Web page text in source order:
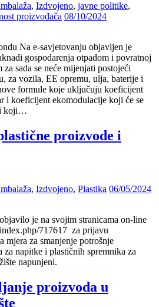
, Izdvojeno, javne politike,
proizvođača 08/10/2024
Na e-savjetovanju objavljen je
gospodarenja otpadom i povratnoj
sada se neće mijenjati postojeći
za vozila, EE opremu, ulja, baterije i
formule koje uključuju koeficijent
i koeficijent ekomodulacije koji će se
i koji…
proizvode i
, Izdvojeno, Plastika 06/05/2024
je na svojim stranicama on-line
717617 za prijavu
za smanjenje potrošnje
za napitke i plastičnih spremnika za
napunjeni.
proizvoda u